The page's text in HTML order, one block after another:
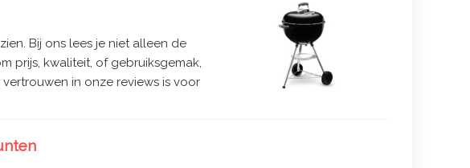
Bij ons lees je niet alleen de
prijs, kwaliteit, of gebruiksgemak,
in onze reviews is voor